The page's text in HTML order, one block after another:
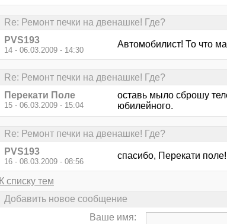
Re: Ремонт печки на двенашке! Где?
PVS193
14 - 06.03.2009 - 14:30
Автомобилист! То что
Re: Ремонт печки на двенашке! Где?
Перекати Поле
15 - 06.03.2009 - 15:04
оставь мыло сброшу
юбилейного.
Re: Ремонт печки на двенашке! Где?
PVS193
16 - 08.03.2009 - 08:56
спасибо, Перекати поле!
К списку тем
Добавить новое сообщение
Ваше имя: